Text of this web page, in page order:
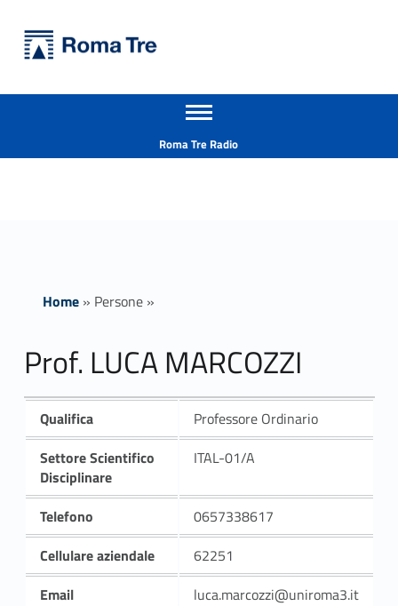
Prof. LUCA MARCOZZI - Università Roma Tre
Apri il menu secondario
Roma Tre Radio
Home» Persone»
Prof. LUCA MARCOZZI
Qualifica
Professore Ordinario
Settore Scientifico
Disciplinare
ITAL-01/A
Telefono
0657338617
Cellulare aziendale
62251
Email
luca.marcozzi@uniroma3.it